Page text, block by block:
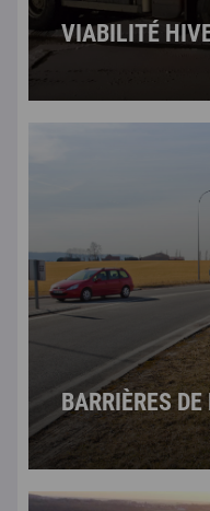
VIABILITÉ
BARRIÈRES DE